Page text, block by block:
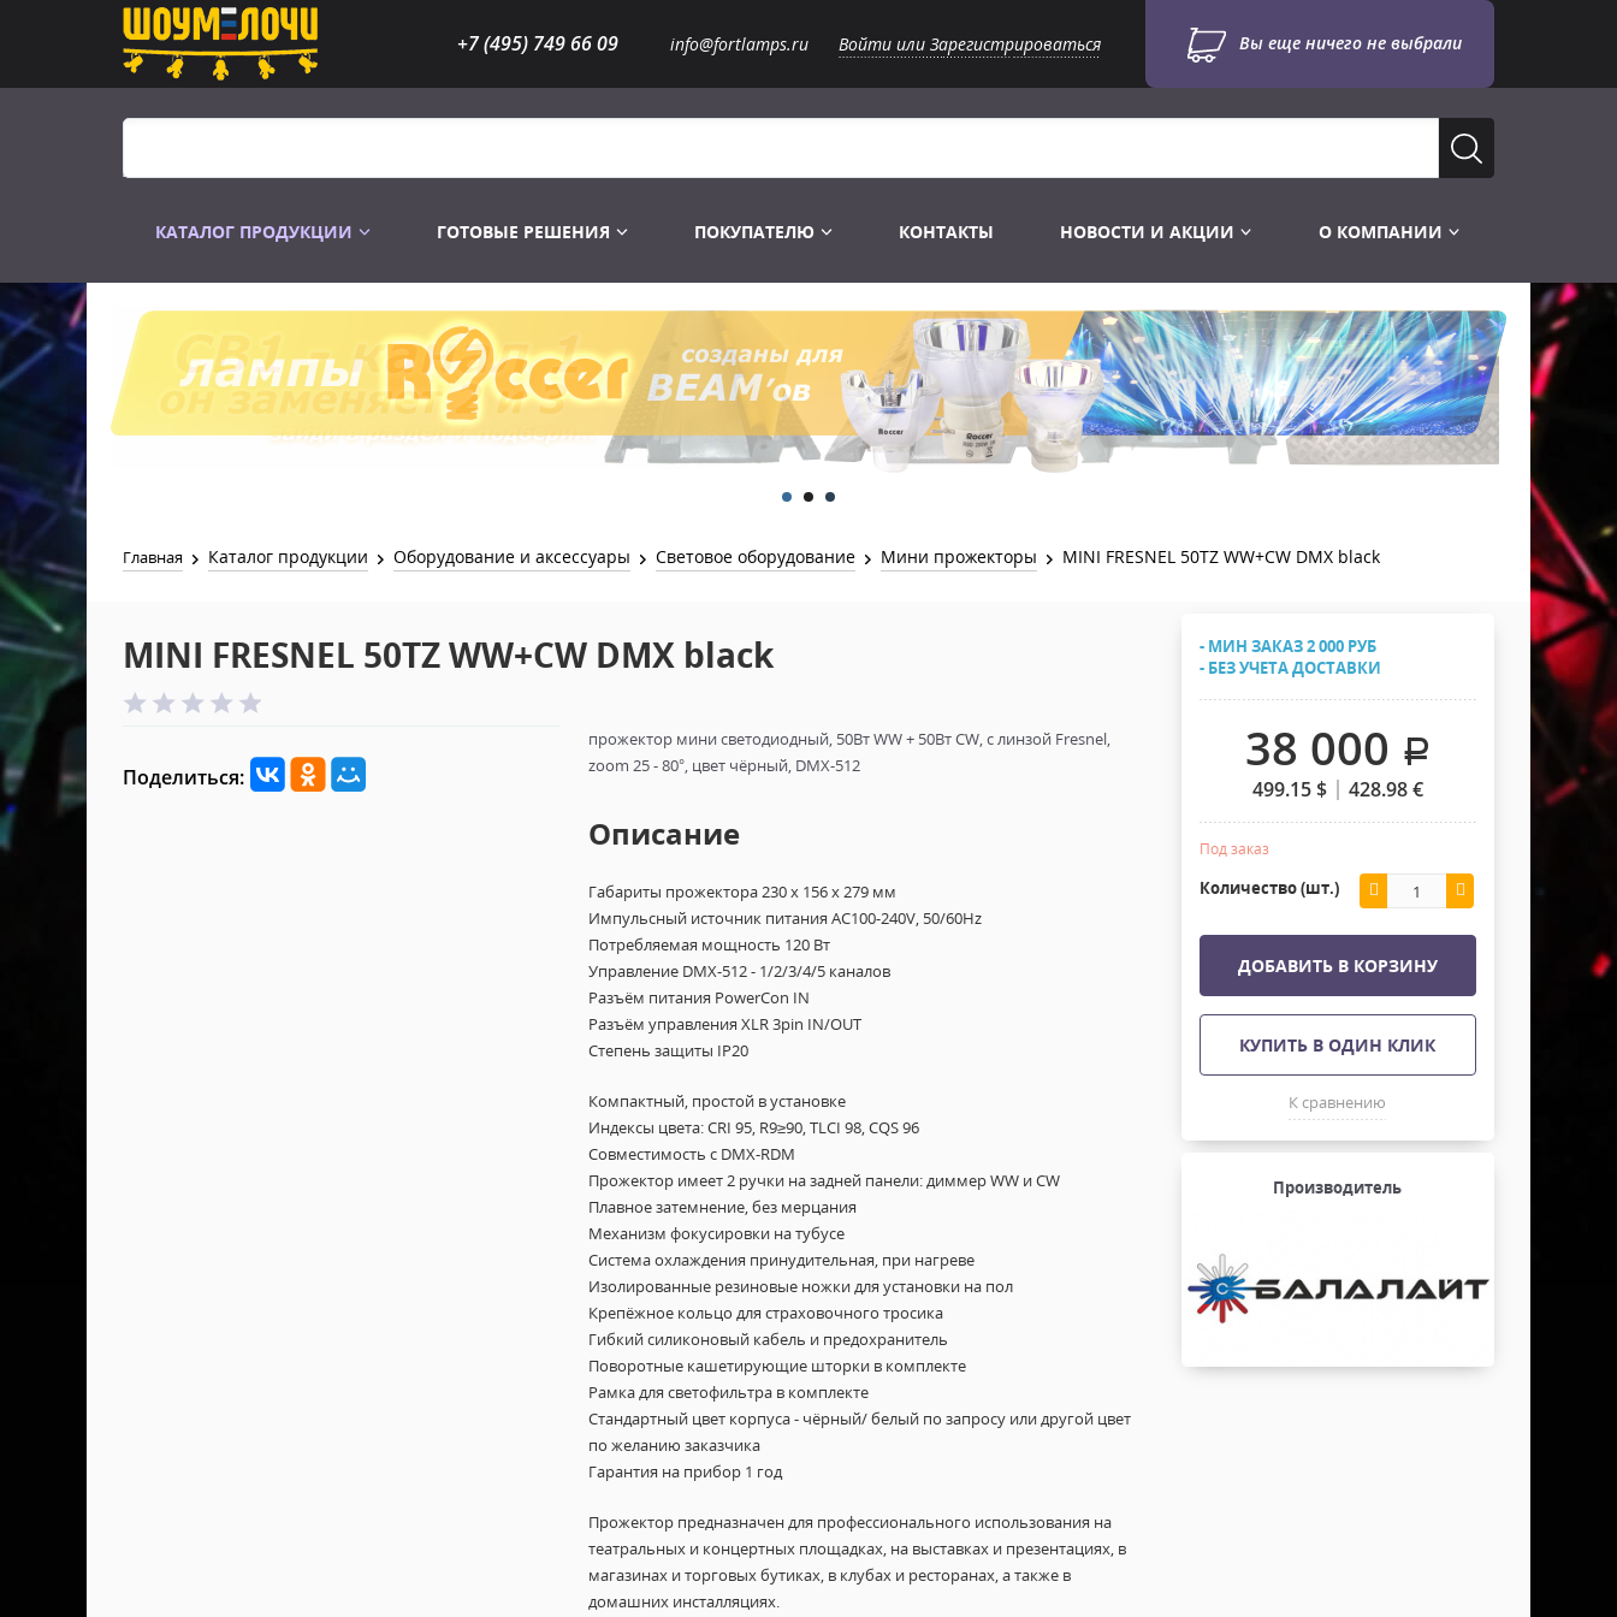
+7 (495) 749 66 09 info@fortlamps.ru Войти или Зарегистрироваться Вы еще ничего не выбрали
КАТАЛОГ ПРОДУКЦИИ
Распродажа
Лампы Винтаж Ретро Декор
Лампы галогенные 6-120 V
Лампы студийные 110-240 V
Лампы-фары PAR
Лампы для бассейна
Лампы газоразрядные
Лампы UV TUV HNS
Лампы видеопроекторные
Пускорегулирующая аппаратура
Распродажа
Перчатки
Сумки и подсумки
Ремни и страховка
Инструменты
Готовые комплекты
Конструктор МИКРОСЦЕНА
Распродажа
Световое оборудование
Аксессуары для света
Лебёдки и Аксессуары
Фермы Штативы Стойки
Хомуты Кронштейны Страховка
Защитные чехлы и Кейсы
Распродажа
2х канальные модули
6и канальные модули
Лежачий полицейский ИДН
ГОТОВЫЕ РЕШЕНИЯ ПОКУПАТЕЛЮ КОНТАКТЫ НОВОСТИ И АКЦИИ О КОМПАНИИ
Главная Каталог продукции Оборудование и аксессуары Световое оборудование Мини прожекторы MINI FRESNEL 50TZ WW+CW DMX black
MINI FRESNEL 50TZ WW+CW DMX black
Поделиться:
прожектор мини светодиодный, 50Вт WW + 50Вт CW, с линзой Fresnel,
zoom 25 - 80°, цвет чёрный, DMX-512
Описание
Габариты прожектора 230 x 156 x 279 мм
Импульсный источник питания AC100-240V, 50/60Hz
Потребляемая мощность 120 Вт
Управление DMX-512 - 1/2/3/4/5 каналов
Разъём питания PowerCon IN
Разъём управления XLR 3pin IN/OUT
Степень защиты IP20
Компактный, простой в установке
Индексы цвета:CRI 95, R9≥90, TLCI 98, CQS 96
Совместимость с DMX-RDM
Прожектор имеет 2 ручки на задней панели: диммер WW и CW
Плавное затемнение, без мерцания
Механизм фокусировки на тубусе
Система охлаждения принудительная, при нагреве
Изолированные резиновые ножки для установки на пол
Крепёжное кольцо для страховочного тросика
Гибкий силиконовый кабель и предохранитель
Поворотные кашетирующие шторки в комплекте
Рамка для светофильтра в комплекте
Стандартный цвет корпуса - чёрный/ белый по запросу или другой цвет
по желанию заказчика
Гарантия на прибор 1 год
Прожектор предназначен для профессионального использования на
театральных и концертных площадках, на выставках и презентациях, в
магазинах и торговых бутиках, в клубах и ресторанах, а также в
домашних инсталляциях.
- МИН ЗАКАЗ 2 000 РУБ
- БЕЗ УЧЕТА ДОСТАВКИ
38 000 .
499.15$ 428.98€
Под заказ
Количество (шт.)
ДОБАВИТЬ В КОРЗИНУ
КУПИТЬ В ОДИН КЛИК
К сравнению
Производитель